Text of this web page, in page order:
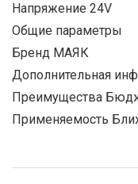
Напряжение 24V
Общие параметры
Бренд МАЯК
Дополнительная
Преимущества
Применяемость